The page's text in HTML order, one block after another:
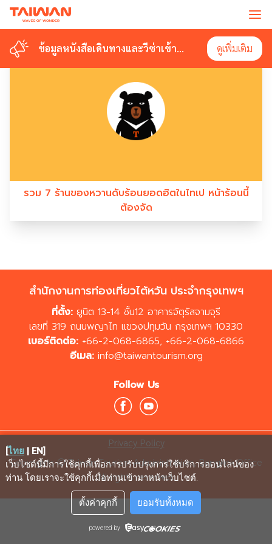
ข้อมูลหนังสือเดินทางและวีซ่าเข้า
ดูเพิ่มเติม
ข้อมูลหนังสือเดินทางและวีซ่าเข้า
ดูเพิ่มเติม
รวม 7 ร้านของหวานดับร้อนยอดฮิตในไทเป หน้าร้อนนี้
ต้องจัด
สำนักงานการท่องเที่ยวไต้หวัน ประจำกรุงเทพฯ
ที่ตั้ง: ยูนิต 13-14 ชั้น12 อาคารจัตุรัสจามจุรี
เลขที่ 319 ถนนพญาไท แขวงปทุมวัน กรุงเทพฯ 10330
เบอร์ติดต่อ: +66-2-068-6865, +66-2-068-6866
อีเมล: info@taiwantourism.org
Follow Us
Privacy Policy
Copyrights © Taiwan Tourism Administration, Bangkok Office
All rights reserved.
[ไทย | EN]
เว็บไซต์นี้มีการใช้คุกกี้เพื่อการปรับปรุงการใช้บริการออนไลน์ของ
ท่าน โดยเราจะใช้คุกกี้เมื่อท่านเข้ามาหน้าเว็บไซต์.
ตั้งค่าคุกกี้ ยอมรับทั้งหมด
powered by